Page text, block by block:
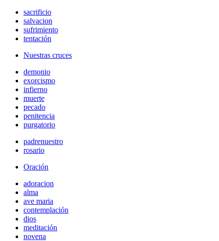
sacrificio
salvacion
sufrimiento
tentación
Nuestras cruces
demonio
exorcismo
infierno
muerte
pecado
penitencia
purgatorio
padrenuestro
rosario
Oración
adoracion
alma
ave maria
contemplación
dios
meditación
novena